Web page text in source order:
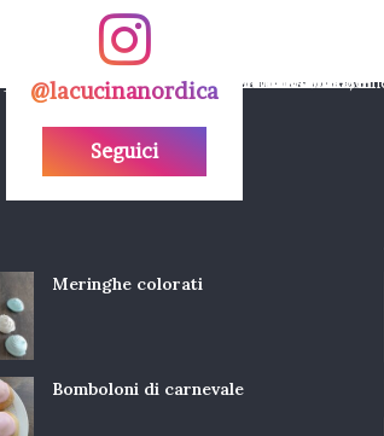
@lacucinanordica
Seguici
Meringhe colorati
Bomboloni di carnevale